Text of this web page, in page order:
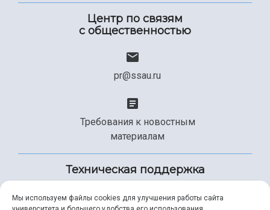
Центр по связям
с общественностью
pr@ssau.ru
Требования к новостным
материалам
Техническая поддержка
Мы используем файлы cookies для улучшения работы сайта